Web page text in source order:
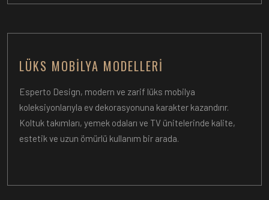
LÜKS MOBILYA MODELLERI
Esperto Design, modern ve zarif lüks mobilya
koleksiyonlarıyla ev dekorasyonuna karakter kazandırır.
Koltuk takımları, yemek odaları ve TV ünitelerinde kalite,
estetik ve uzun ömürlü kullanım bir arada.